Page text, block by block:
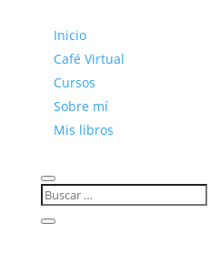
Inicio
Café Virtual
Cursos
Sobre mí
Mis libros